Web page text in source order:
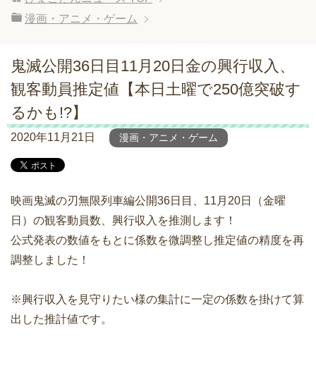
漫画・アニメ・ゲーム
鬼滅公開36日目11月20日金の興行収入、
観客動員推定値【本日土曜で250億突破す
るかも!?】
2020年11月21日 漫画・アニメ・ゲーム
映画鬼滅の刃無限列車編公開36日目、11月20日（金曜
日）の観客動員数、興行収入を推測します！
公式発表の数値をもとに係数を微調整し推定値の精度を再
調整しました！
※興行収入を見守りたい様の集計に一定の係数を掛けて算
出した推計値です。